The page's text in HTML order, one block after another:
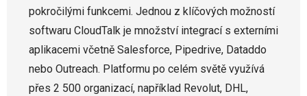
pokročilými funkcemi. Jednou z klíčových možností
softwaru CloudTalk je množství integrací s externími
aplikacemi včetně Salesforce, Pipedrive, Dataddo
nebo Outreach. Platformu po celém světě využívá
přes 2 500 organizací, například Revolut, DHL,